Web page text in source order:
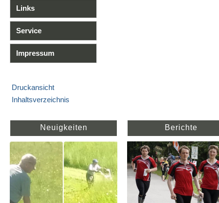
Links
Service
Impressum
Druckansicht
Inhaltsverzeichnis
Neuigkeiten Berichte